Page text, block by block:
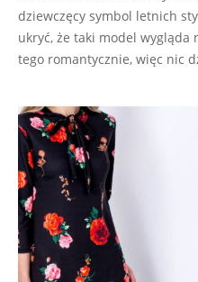
dziewczęcy symbol letnich
ukryć, że taki model
tego romantycznie, więc nic